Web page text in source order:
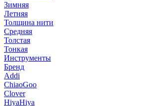
Зимняя
Летняя
Толщина нити
Средняя
Толстая
Тонкая
Инструменты
Бренд
Addi
ChiaoGoo
Clover
HiyaHiya